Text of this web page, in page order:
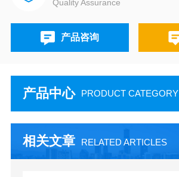
Quality Assurance
产品咨询
产品中心 PRODUCT CATEGORY
相关文章 RELATED ARTICLES